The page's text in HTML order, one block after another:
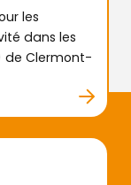
les
dans les
de Clermont-